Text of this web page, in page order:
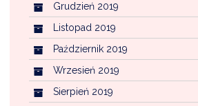
Grudzień 2019
Listopad 2019
Październik 2019
Wrzesień 2019
Sierpień 2019